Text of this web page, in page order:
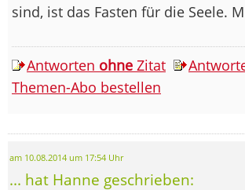
sind, ist das Fasten für die Seele.
Antworten ohne Zitat
Themen-Abo bestellen
am 10.08.2014 um 17:54 Uhr
... hat Hanne geschrieben: